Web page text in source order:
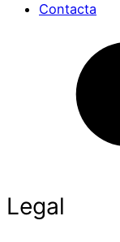
Contacta
Legal